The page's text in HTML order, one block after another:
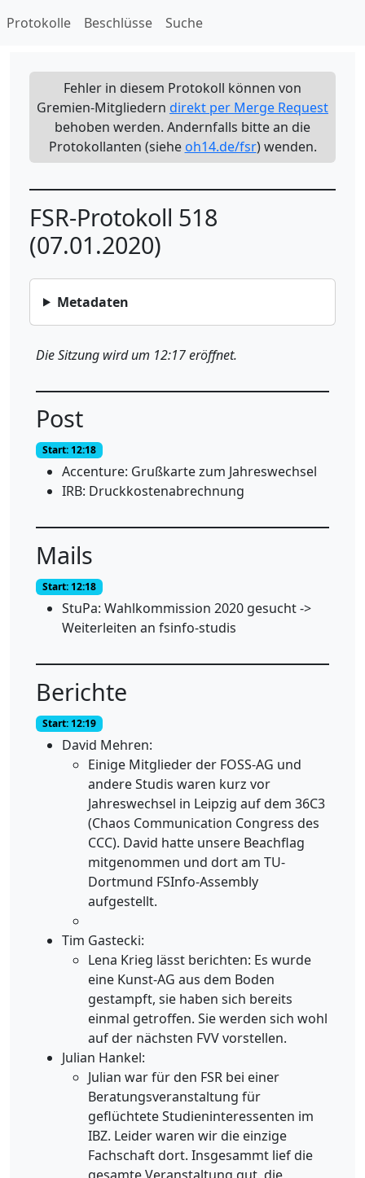
Protokolle Beschlüsse Suche
Fehler in diesem Protokoll können von
Gremien-Mitgliedern direkt per Merge Request
behoben werden. Andernfalls bitte an die
Protokollanten (siehe oh14.de/fsr) wenden.
FSR-Protokoll 518
(07.01.2020)
Metadaten
Die Sitzung wird um 12:17 eröffnet.
Post
Start: 12:18
Accenture: Grußkarte zum Jahreswechsel
IRB: Druckkostenabrechnung
Mails
Start: 12:18
StuPa: Wahlkommission 2020 gesucht ->
Weiterleiten an fsinfo-studis
Berichte
Start: 12:19
David Mehren:
Einige Mitglieder der FOSS-AG und
andere Studis waren kurz vor
Jahreswechsel in Leipzig auf dem 36C3
(Chaos Communication Congress des
CCC). David hatte unsere Beachflag
mitgenommen und dort am TU-
Dortmund FSInfo-Assembly
aufgestellt.
Tim Gastecki:
Lena Krieg lässt berichten: Es wurde
eine Kunst-AG aus dem Boden
gestampft, sie haben sich bereits
einmal getroffen. Sie werden sich wohl
auf der nächsten FVV vorstellen.
Julian Hankel:
Julian war für den FSR bei einer
Beratungsveranstaltung für
geflüchtete Studieninteressenten im
IBZ. Leider waren wir die einzige
Fachschaft dort. Insgesammt lief die